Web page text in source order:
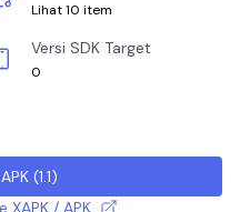
Lihat 10 item
Versi SDK Target
0
(1.1)
XAPK / APK